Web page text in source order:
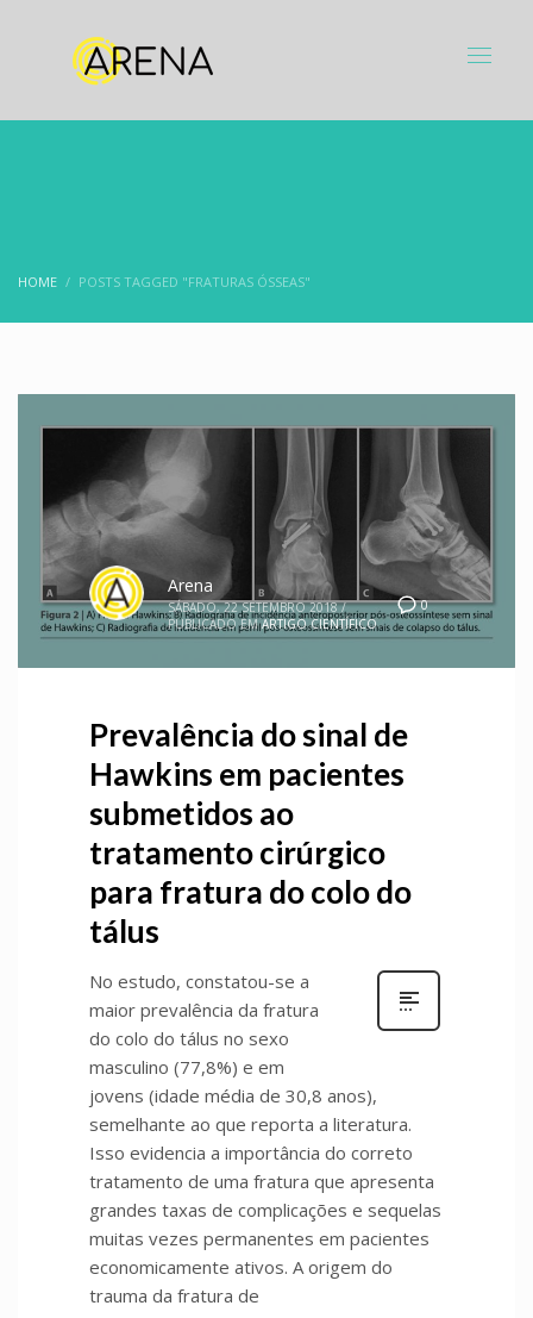
HOME POSTS TAGGED "FRATURAS ÓSSEAS"
0
Arena
SÁBADO, 22 SETEMBRO 2018 /
PUBLICADO EM ARTIGO CIENTÍFICO
Prevalência do sinal de
Hawkins em pacientes
submetidos ao
tratamento cirúrgico
para fratura do colo do
tálus
No estudo, constatou­-se a
maior prevalência da fratura
do colo do tálus no sexo
masculino (77,8%) e em
jovens (idade média de 30,8 anos),
semelhante ao que reporta a literatura.
Isso evidencia a importância do correto
tra­tamento de uma fratura que apresenta
grandes taxas de complicações e sequelas
muitas vezes permanentes em pacientes
economicamente ativos. A origem do
trauma da fratura de